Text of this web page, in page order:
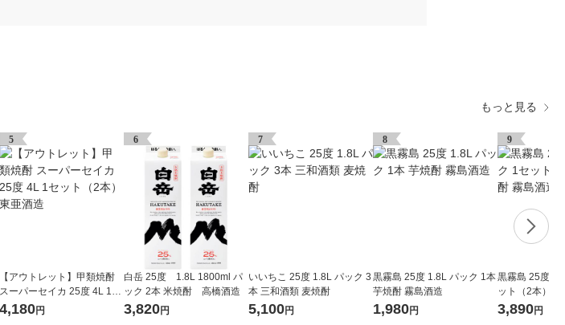
もっと見る
5
【アウトレット】甲類焼酎
スーパーセイカ 25度 4L 1セ
ット（2本） 東亜酒造
4,180円
6
白岳 25度 1.8L 1800ml パ
ック 2本 米焼酎 高橋酒造
3,820円
7
いいちこ 25度 1.8L パック 3
本 三和酒類 麦焼酎
5,100円
8
黒霧島 25度 1.8L パック 1本
芋焼酎 霧島酒造
1,980円
9
黒霧島 25度
ット（2本） 芋焼酎 霧島酒
造
3,890円